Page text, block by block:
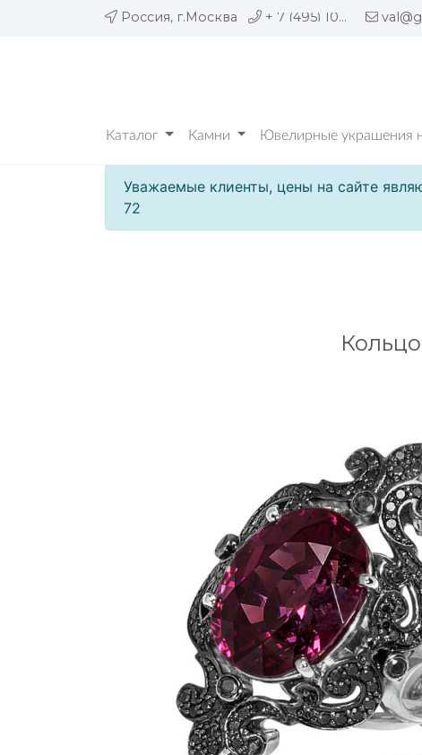
Россия, г.Москва + 7 (495) 109 05 72
Каталог Камни Ювелирные украшения
Уважаемые клиенты, цены на сайте
72